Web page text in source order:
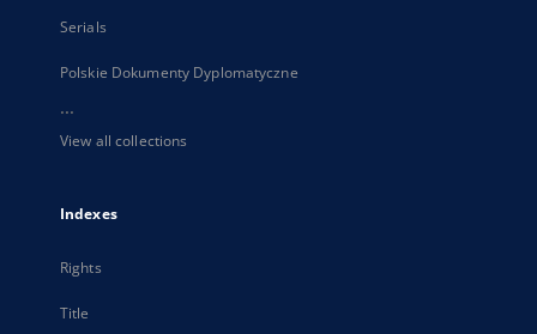
Serials
Polskie Dokumenty Dyplomatyczne
...
View all collections
Indexes
Rights
Title